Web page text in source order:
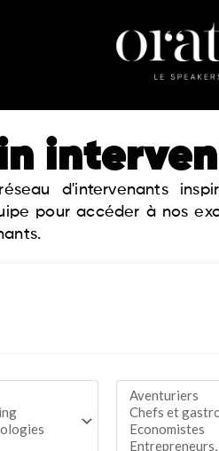
d'intervenants
pour accéder à nos